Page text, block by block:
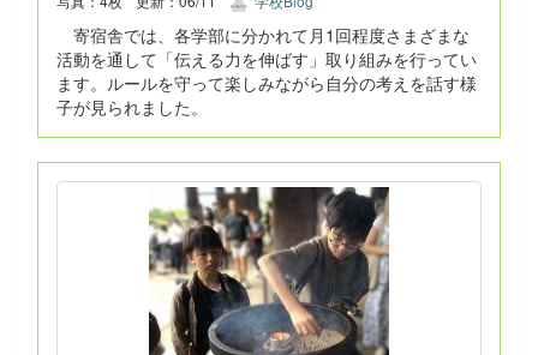
寄宿舎では、各学部に分かれて月1回程度さまざまな
活動を通して「伝える力を伸ばす」取り組みを行ってい
ます。ルールを守って楽しみながら自分の考えを話す様
子が見られました。